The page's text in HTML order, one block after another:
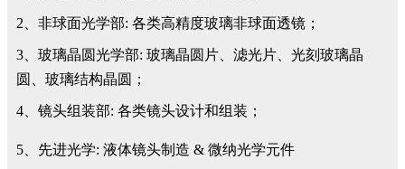
2、非球面光学部: 各类高精度玻璃非球面透镜；
3、玻璃晶圆光学部: 玻璃晶圆片、滤光片、光刻玻璃晶
圆、玻璃结构晶圆；
4、镜头组装部: 各类镜头设计和组装；
5、先进光学: 液体镜头制造 & 微纳光学元件